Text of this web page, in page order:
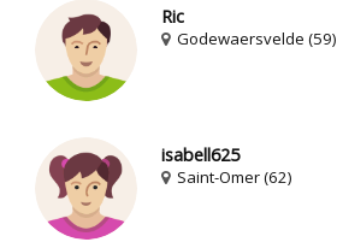
Ric
Godewaersvelde (59)
isabell625
Saint-Omer (62)